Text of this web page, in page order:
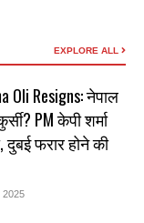
EXPLORE ALL
Oli Resigns: नेपाल
PM केपी शर्मा
दुबई फरार होने की
2025